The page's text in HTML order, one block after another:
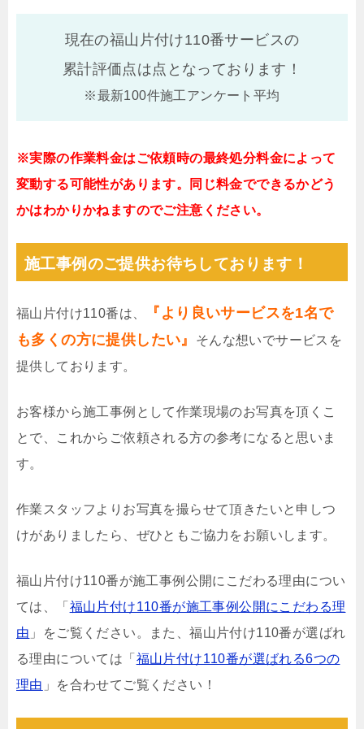
現在の福山片付け110番サービスの
累計評価点は点となっております！
※最新100件施工アンケート平均
※実際の作業料金はご依頼時の最終処分料金によって
変動する可能性があります。同じ料金でできるかどう
かはわかりかねますのでご注意ください。
施工事例のご提供お待ちしております！
福山片付け110番は、
『より良いサービスを1名で
も多くの方に提供したい』
そんな想いでサービスを
提供しております。
お客様から施工事例として作業現場のお写真を頂くこ
とで、これからご依頼される方の参考になると思いま
す。
作業スタッフよりお写真を撮らせて頂きたいと申しつ
けがありましたら、ぜひともご協力をお願いします。
福山片付け110番が施工事例公開にこだわる理由につい
ては、「 福山片付け110番が施工事例公開にこだわる理
由 」をご覧ください。また、福山片付け110番が選ばれ
る理由については「 福山片付け110番が選ばれる6つの
理由 」を合わせてご覧ください！